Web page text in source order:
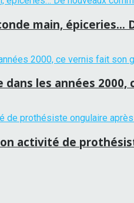
main, épiceries…
dans les années
activité de